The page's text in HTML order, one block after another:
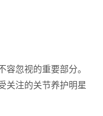
忽视的重要部分。
关注的关节养护明星